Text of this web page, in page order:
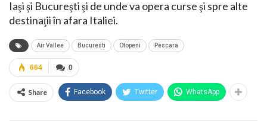
Iaşi şi Bucureşti şi de unde va opera curse şi spre alte
destinaţii în afara Italiei.
Air Vallee Bucuresti Otopeni Pescara
0
664
Share Facebook Twitter WhatsApp